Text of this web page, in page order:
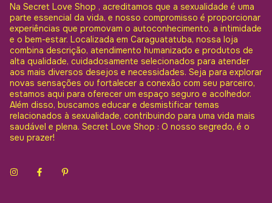
Na Secret Love Shop , acreditamos que a sexualidade é uma
parte essencial da vida, e nosso compromisso é proporcionar
experiências que promovam o autoconhecimento, a intimidade
e o bem-estar. Localizada em Caraguatatuba, nossa loja
combina descrição, atendimento humanizado e produtos de
alta qualidade, cuidadosamente selecionados para atender
aos mais diversos desejos e necessidades. Seja para explorar
novas sensações ou fortalecer a conexão com seu parceiro,
estamos aqui para oferecer um espaço seguro e acolhedor.
Além disso, buscamos educar e desmistificar temas
relacionados à sexualidade, contribuindo para uma vida mais
saudável e plena. Secret Love Shop : O nosso segredo, é o
seu prazer!